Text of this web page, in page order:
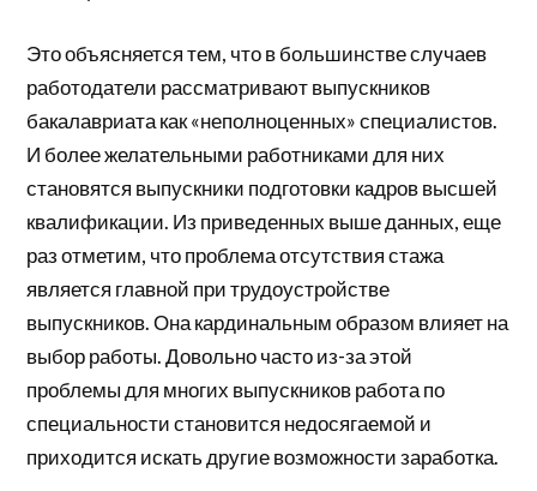
Это объясняется тем, что в большинстве случаев
работодатели рассматривают выпускников
бакалавриата как «неполноценных» специалистов.
И более желательными работниками для них
становятся выпускники подготовки кадров высшей
квалификации. Из приведенных выше данных, еще
раз отметим, что проблема отсутствия стажа
является главной при трудоустройстве
выпускников. Она кардинальным образом влияет на
выбор работы. Довольно часто из-за этой
проблемы для многих выпускников работа по
специальности становится недосягаемой и
приходится искать другие возможности заработка.